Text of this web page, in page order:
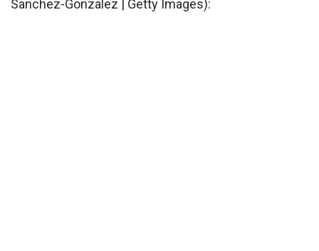
Sanchez-Gonzalez | Getty Images):